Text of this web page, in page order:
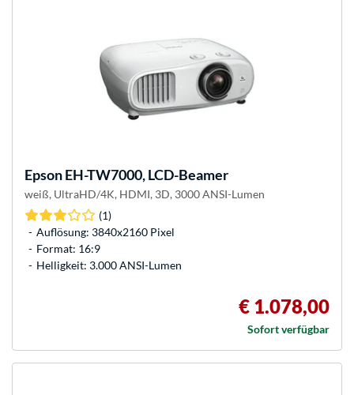
EpsonEH-TW7000, LCD-Beamer
weiß, UltraHD/4K, HDMI, 3D, 3000 ANSI-Lumen
(1)
Auflösung: 3840x2160 Pixel
Format: 16:9
Helligkeit: 3.000 ANSI-Lumen
€ 1.078,00
Sofort verfügbar